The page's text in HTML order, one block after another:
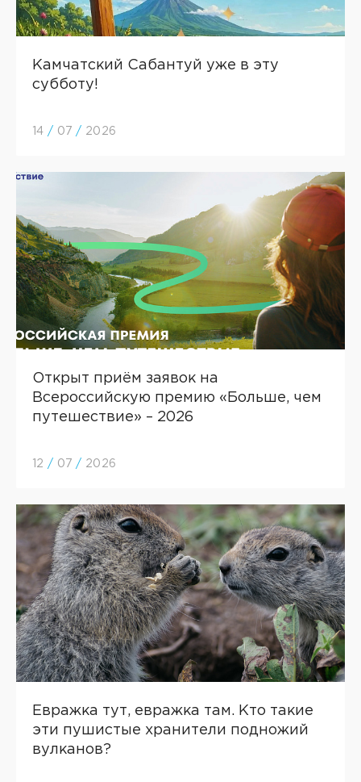
Камчатский Сабантуй уже в эту
субботу!
14 / 07 / 2026
Открыт приём заявок на
Всероссийскую премию «Больше, чем
путешествие» – 2026
12 / 07 / 2026
Евражка тут, евражка там. Кто такие
эти пушистые хранители подножий
вулканов?